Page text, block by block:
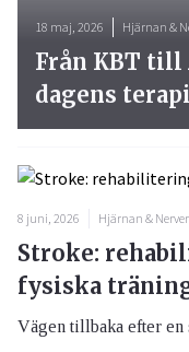
8 juni, 2026 Hjärnan & Nerver
Stroke:
fysiska
Vägen tillbaka efter en
18 maj, 2026 Hjärnan &
Från KBT
dagens